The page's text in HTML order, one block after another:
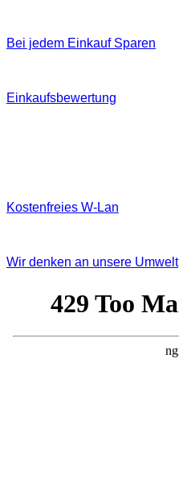
Bei jedem Einkauf Sparen
Einkaufsbewertung
Kostenfreies W‐Lan
Wir denken an unsere Umwelt